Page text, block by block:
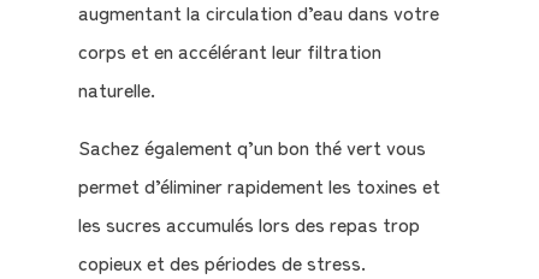
augmentant la circulation d’eau dans votre
corps et en accélérant leur filtration
naturelle.
Sachez également q’un bon thé vert vous
permet d’éliminer rapidement les toxines et
les sucres accumulés lors des repas trop
copieux et des périodes de stress.